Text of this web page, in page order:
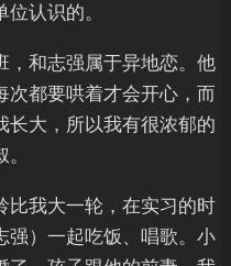
认识的。
，和志强属于异地恋。他
次都要哄着才会开心，而
长大，所以我有很浓郁的
比我大一轮，在实习的时
强）一起吃饭、唱歌。小